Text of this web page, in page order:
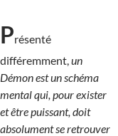
Présenté
différemment, un
Démon est un schéma
mental qui, pour exister
et être puissant, doit
absolument se retrouver